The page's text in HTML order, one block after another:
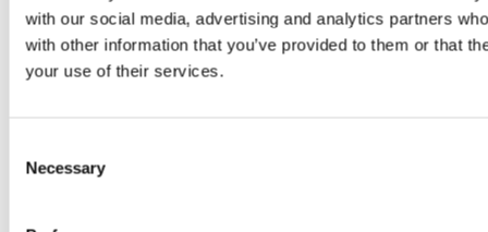
with our social media, advertising and analytics partners
with other information that you’ve provided to them or that
your use of their services.
Selection
Necessary